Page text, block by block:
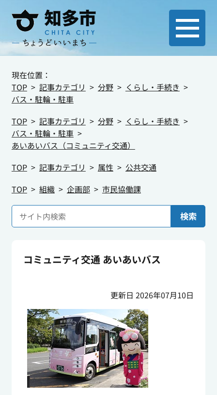
現在位置：
TOP
記事カテゴリ 分野
くらし・手続き
バス・駐輪・駐車
TOP
記事カテゴリ 分野
くらし・手続き
バス・駐輪・駐車
あいあいバス（コミュニティ交通）
TOP
記事カテゴリ 属性
公共交通
TOP
組織 企画部 市民協働課
検索
コミュニティ交通 あいあいバス
更新日 2026年07月10日